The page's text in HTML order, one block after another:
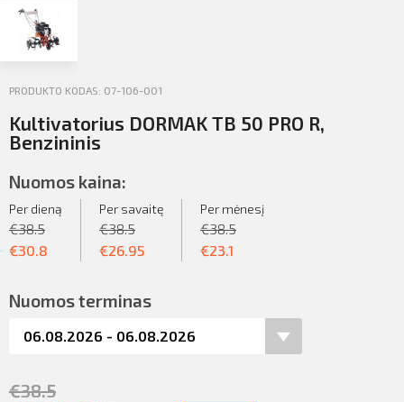
PRODUKTO KODAS: 07-106-001
Kultivatorius DORMAK TB 50 PRO R,
Benzininis
Nuomos kaina:
Per dieną
€38.5
€30.8
Per savaitę
€38.5
€26.95
Per mėnesį
€38.5
€23.1
Nuomos terminas
€38.5